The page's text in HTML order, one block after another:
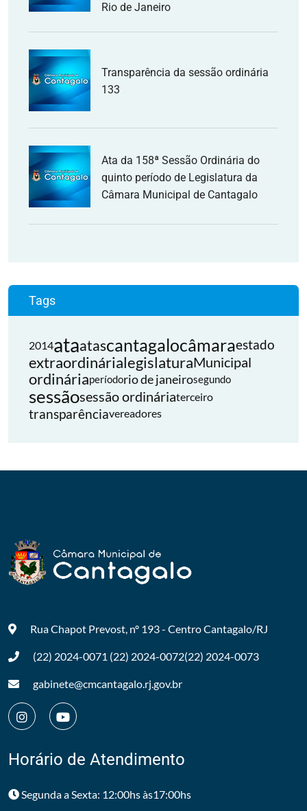
Rio de Janeiro
Transparência da sessão ordinária
133
Ata da 158ª Sessão Ordinária do
quinto período de Legislatura da
Câmara Municipal de Cantagalo
Tags
2014ataatascantagalocâmaraestado
extraordinárialegislaturaMunicipal
ordináriaperíodorio de janeirosegundo
sessãosessão ordináriaterceiro
transparênciavereadores
Rua Chapot Prevost, nº 193 - CentroCantagalo/RJ
(22) 2024-0071 (22) 2024-0072(22) 2024-0073
gabinete@cmcantagalo.rj.gov.br
Horário de Atendimento
Segunda a Sexta: 12:00hs às17:00hs